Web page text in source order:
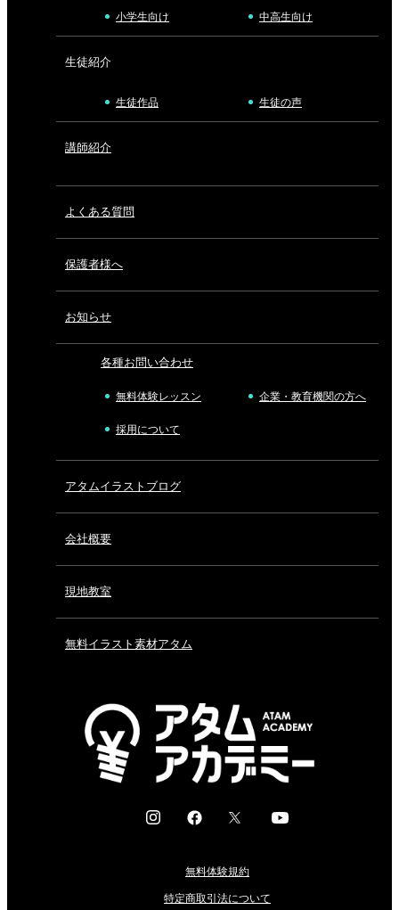
小学生向け 中高生向け
生徒紹介
生徒作品 生徒の声
講師紹介
よくある質問
保護者様へ
お知らせ
各種お問い合わせ
無料体験レッスン 企業・教育機関の方へ
採用について
アタムイラストブログ
会社概要
現地教室
無料イラスト素材アタム
I
a
F
e
b
X
Y
無料体験規約
特定商取引法について